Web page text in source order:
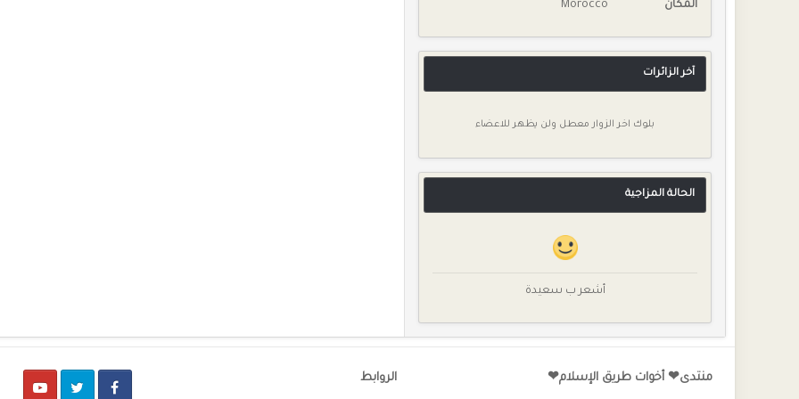
المكان Morocco
آخر الزائرات
بلوك اخر الزوار معطل ولن يظهر للاعضاء
الحالة المزاجية
أشعر ب سعيدة
منتدى❤ أخوات طريق الإسلام❤ الروابط
Facebook
Twitter